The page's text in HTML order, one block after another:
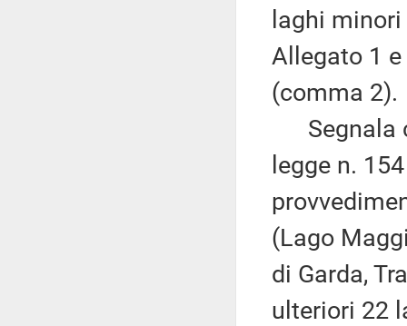
laghi
Allegato 1
(comma 2).
Segnala
legge n.
(Lago
di Garda,
ulteriori 22